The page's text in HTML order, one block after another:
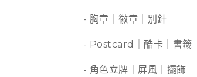
- 胸章｜徽章｜別針
- Postcard｜酷卡｜書籤
- 角色立牌｜屏風｜擺飾